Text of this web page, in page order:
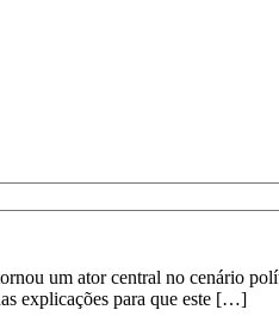
um ator central no cenário
explicações para que este […]